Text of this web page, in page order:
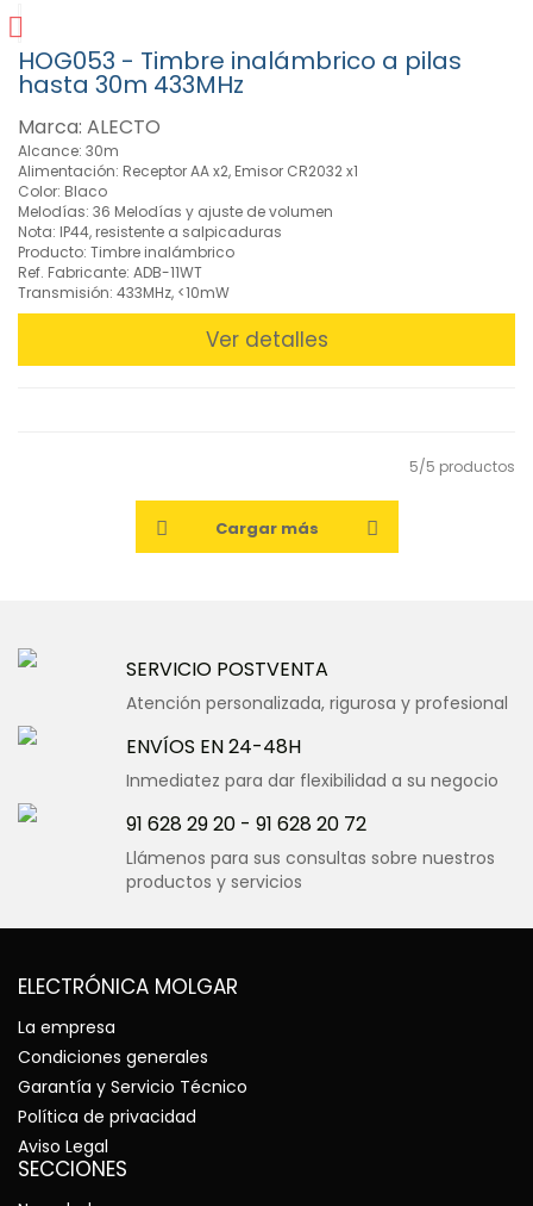
HOG053 - Timbre inalámbrico a pilas
hasta 30m 433MHz
Marca: ALECTO
Alcance: 30m
Alimentación: Receptor AA x2, Emisor CR2032 x1
Color: Blaco
Melodías: 36 Melodías y ajuste de volumen
Nota: IP44, resistente a salpicaduras
Producto: Timbre inalámbrico
Ref. Fabricante: ADB-11WT
Transmisión: 433MHz, <10mW
Ver detalles
5/5 productos
Cargar más
SERVICIO POSTVENTA
Atención personalizada, rigurosa y profesional
ENVÍOS EN 24-48H
Inmediatez para dar flexibilidad a su negocio
91 628 29 20- 91 628 20 72
Llámenos para sus consultas sobre nuestros
productos y servicios
ELECTRÓNICA MOLGAR
La empresa
Condiciones generales
Garantía y Servicio Técnico
Política de privacidad
Aviso Legal
SECCIONES